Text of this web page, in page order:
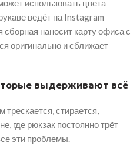
использовать цвета
ведёт на Instagram
наносит карту офиса с
оригинально и сближает
выдерживают всё
стирается,
где рюкзак постоянно трёт
эти проблемы.